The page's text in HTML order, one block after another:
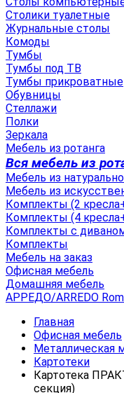
Столики туалетные
Журнальные столы
Комоды
Тумбы
Тумбы под ТВ
Тумбы прикроватные
Обувницы
Стеллажи
Полки
Зеркала
Мебель из ротанга
Вся мебель из
Мебель из
Мебель из
Комплекты (2
Комплекты (4
Комплекты с
Комплекты
Мебель на заказ
Офисная мебель
Домашняя мебель
АРРЕДО/ARREDO
Главная
Офисная мебель
Металлическая
Картотеки
Картотека
секция)